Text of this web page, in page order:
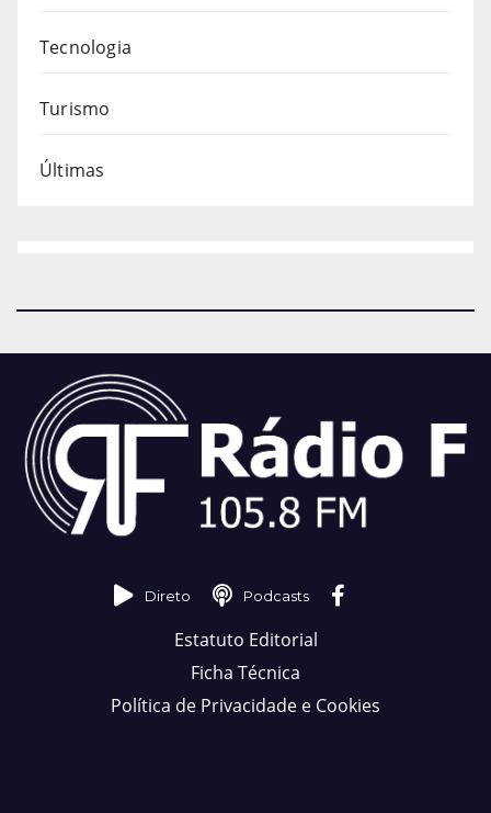
Tecnologia
Turismo
Últimas
Direto Podcasts
Estatuto Editorial
Ficha Técnica
Política de Privacidade e Cookies